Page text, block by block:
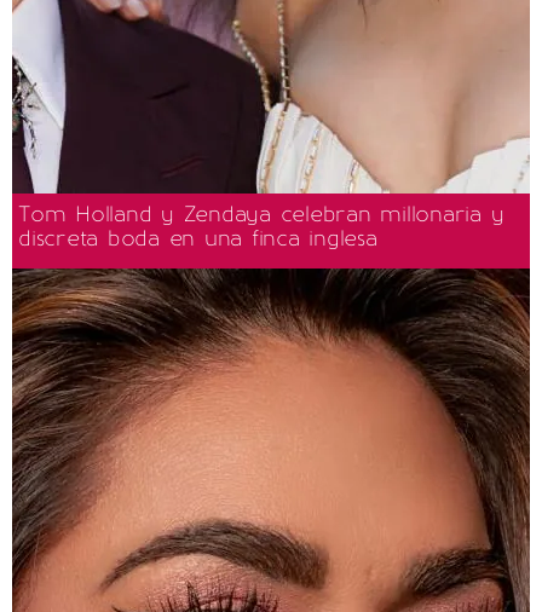
Tom Holland y Zendaya celebran millonaria y
discreta boda en una finca inglesa